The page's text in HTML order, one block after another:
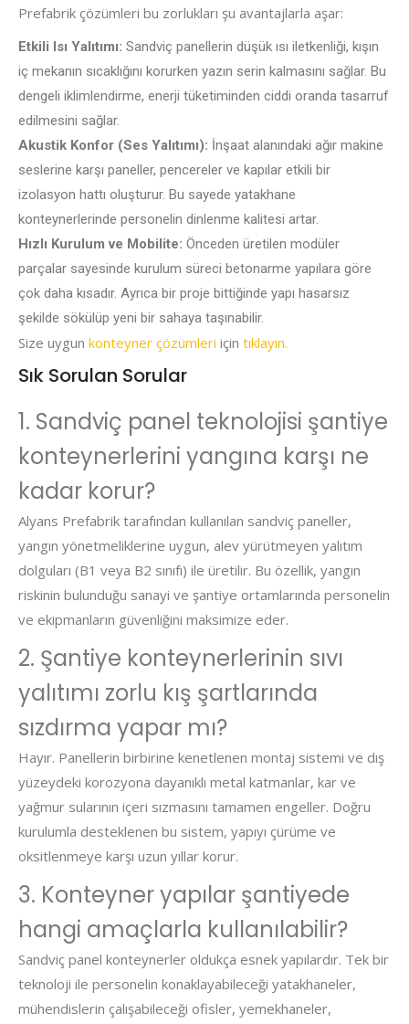
Prefabrik çözümleri bu zorlukları şu avantajlarla aşar:
Etkili Isı Yalıtımı: Sandviç panellerin düşük ısı iletkenliği, kışın
iç mekanın sıcaklığını korurken yazın serin kalmasını sağlar. Bu
dengeli iklimlendirme, enerji tüketiminden ciddi oranda tasarruf
edilmesini sağlar.
Akustik Konfor (Ses Yalıtımı): İnşaat alanındaki ağır makine
seslerine karşı paneller, pencereler ve kapılar etkili bir
izolasyon hattı oluşturur. Bu sayede yatakhane
konteynerlerinde personelin dinlenme kalitesi artar.
Hızlı Kurulum ve Mobilite: Önceden üretilen modüler
parçalar sayesinde kurulum süreci betonarme yapılara göre
çok daha kısadır. Ayrıca bir proje bittiğinde yapı hasarsız
şekilde sökülüp yeni bir sahaya taşınabilir.
Size uygun konteyner çözümleri için tıklayın.
Sık Sorulan Sorular
1. Sandviç panel teknolojisi şantiye
konteynerlerini yangına karşı ne
kadar korur?
Alyans Prefabrik tarafından kullanılan sandviç paneller,
yangın yönetmeliklerine uygun, alev yürütmeyen yalıtım
dolguları (B1 veya B2 sınıfı) ile üretilir. Bu özellik, yangın
riskinin bulunduğu sanayi ve şantiye ortamlarında personelin
ve ekipmanların güvenliğini maksimize eder.
2. Şantiye konteynerlerinin sıvı
yalıtımı zorlu kış şartlarında
sızdırma yapar mı?
Hayır. Panellerin birbirine kenetlenen montaj sistemi ve dış
yüzeydeki korozyona dayanıklı metal katmanlar, kar ve
yağmur sularının içeri sızmasını tamamen engeller. Doğru
kurulumla desteklenen bu sistem, yapıyı çürüme ve
oksitlenmeye karşı uzun yıllar korur.
3. Konteyner yapılar şantiyede
hangi amaçlarla kullanılabilir?
Sandviç panel konteynerler oldukça esnek yapılardır. Tek bir
teknoloji ile personelin konaklayabileceği yatakhaneler,
mühendislerin çalışabileceği ofisler, yemekhaneler,